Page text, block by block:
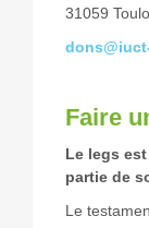
31059
Faire
Le legs
partie de
Le